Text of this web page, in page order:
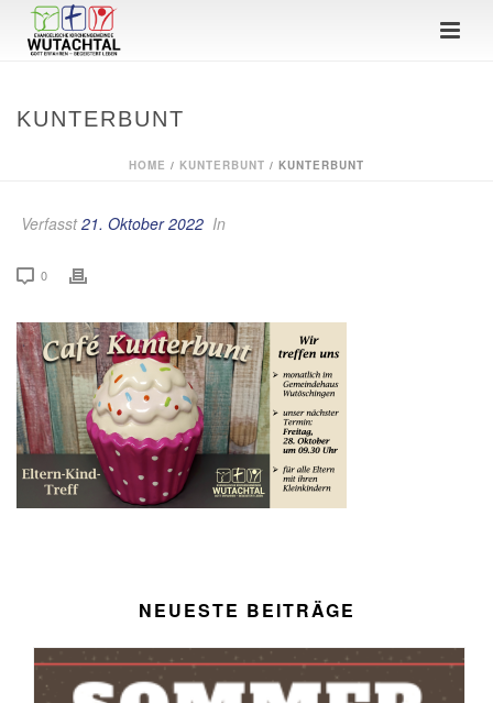
KUNTERBUNT
HOME / KUNTERBUNT / KUNTERBUNT
Verfasst21. Oktober 2022 In
0
NEUESTE BEITRÄGE